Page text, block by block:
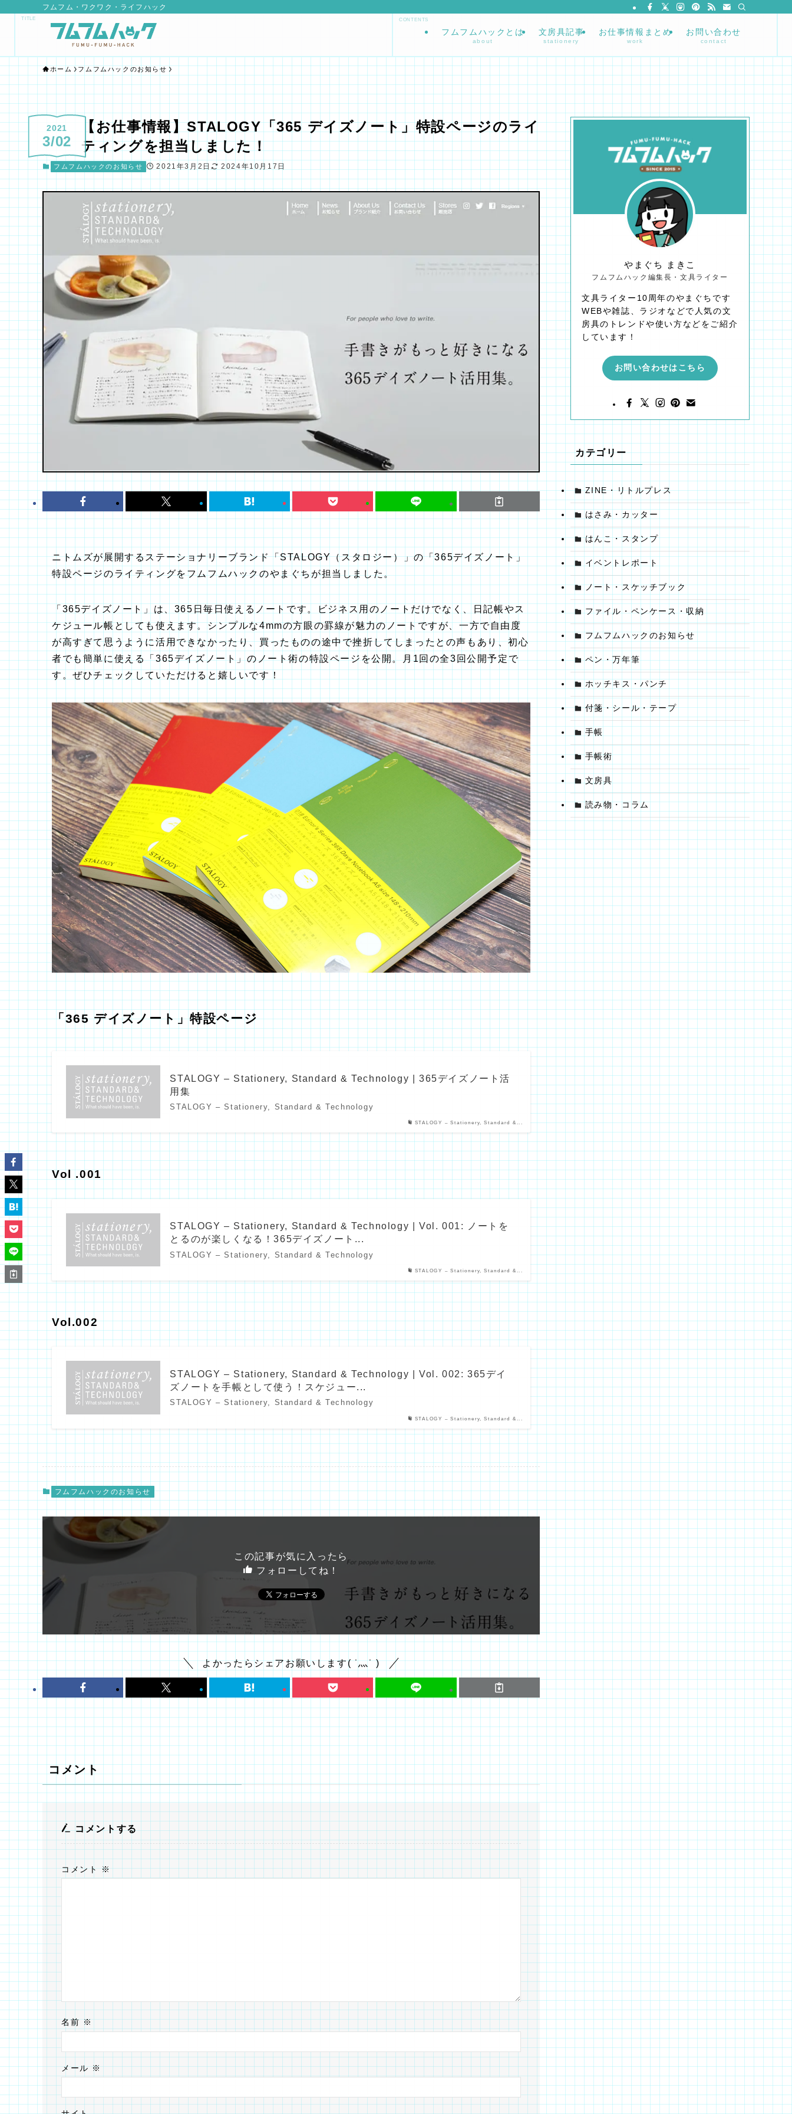
フムフム・ワクワク・ライフハック
フムフムハックとは
about
文房具記事
stationery
お仕事情報まとめ
work
お問い合わせ
contact
ホーム フムフムハックのお知らせ
【お仕事情報】STALOGY「365 デイズノート」特設ページのライ
ティングを担当しました！
2021
3/02
フムフムハックのお知らせ 2021年3月2日 2024年10月17日
ニトムズが展開するステーショナリーブランド「STALOGY（スタロジー）」の「365デイズノート」
特設ページのライティングをフムフムハックのやまぐちが担当しました。
「365デイズノート」は、365日毎日使えるノートです。ビジネス用のノートだけでなく、日記帳やス
ケジュール帳としても使えます。シンプルな4mmの方眼の罫線が魅力のノートですが、一方で自由度
が高すぎて思うように活用できなかったり、買ったものの途中で挫折してしまったとの声もあり、初心
者でも簡単に使える「365デイズノート」のノート術の特設ページを公開。月1回の全3回公開予定で
す。ぜひチェックしていただけると嬉しいです！
「365 デイズノート」特設ページ
STALOGY – Stationery, Standard &...
STALOGY – Stationery, Standard & Technology | 365デイズノート活
用集
STALOGY – Stationery, Standard & Technology
Vol .001
STALOGY – Stationery, Standard &...
STALOGY – Stationery, Standard & Technology | Vol. 001: ノートを
とるのが楽しくなる！365デイズノート...
STALOGY – Stationery, Standard & Technology
Vol.002
STALOGY – Stationery, Standard &...
STALOGY – Stationery, Standard & Technology | Vol. 002: 365デイ
ズノートを手帳として使う！スケジュー...
STALOGY – Stationery, Standard & Technology
フムフムハックのお知らせ
この記事が気に入ったら
フォローしてね！
よかったらシェアお願いします( ˙灬˙ )
コメント
コメントする
コメント※
名前※
メール※
やまぐち まきこ
フムフムハック編集長・文具ライター
文具ライター10周年のやまぐちです
WEBや雑誌、ラジオなどで人気の文
房具のトレンドや使い方などをご紹介
しています！
お問い合わせはこちら
カテゴリー
ZINE・リトルプレス
はさみ・カッター
はんこ・スタンプ
イベントレポート
ノート・スケッチブック
ファイル・ペンケース・収納
フムフムハックのお知らせ
ペン・万年筆
ホッチキス・パンチ
付箋・シール・テープ
手帳
手帳術
文房具
読み物・コラム